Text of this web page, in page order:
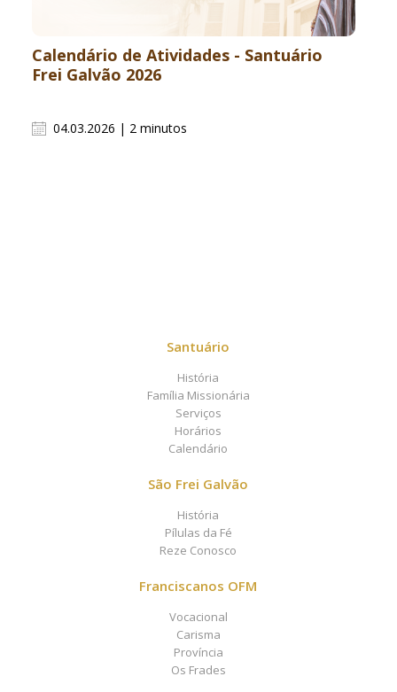
Calendário de Atividades - Santuário
Frei Galvão 2026
04.03.2026 | 2 minutos
Santuário
História
Família Missionária
Serviços
Horários
Calendário
São Frei Galvão
História
Pílulas da Fé
Reze Conosco
Franciscanos OFM
Vocacional
Carisma
Província
Os Frades